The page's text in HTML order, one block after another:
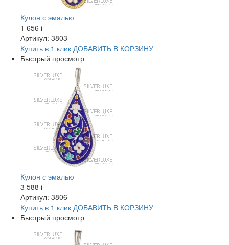
Кулон с эмалью
1 656 i
Артикул: 3803
Купить в 1 клик ДОБАВИТЬ В КОРЗИНУ
Быстрый просмотр
Кулон с эмалью
3 588 i
Артикул: 3806
Купить в 1 клик ДОБАВИТЬ В КОРЗИНУ
Быстрый просмотр